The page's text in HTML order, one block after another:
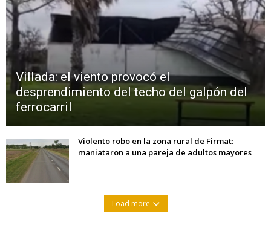
Villada: el viento provocó el
desprendimiento del techo del galpón del
ferrocarril
Violento robo en la zona rural de Firmat:
maniataron a una pareja de adultos mayores
Load more